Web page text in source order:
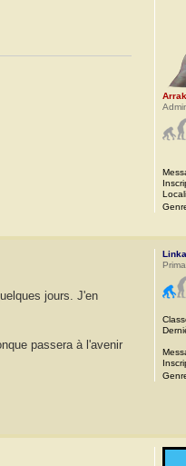
jours. J'en
passera à l'avenir